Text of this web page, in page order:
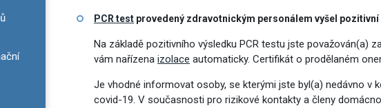
PCR test provedený zdravotnickým personálem vyšel pozitivní
Na základě pozitivního výsledku PCR testu jste považován(a)
vám nařízena izolace automaticky. Certifikát o prodělaném
Je vhodné informovat osoby, se kterými jste byl(a) nedávno v
covid-19. V současnosti pro rizikové kontakty a členy